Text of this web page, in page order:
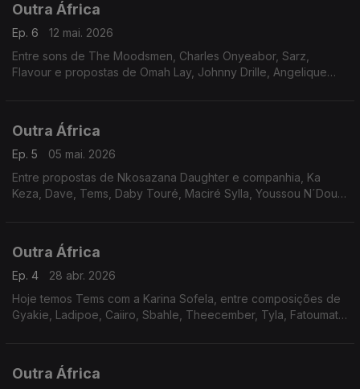
Outra África
Ep. 6
12 mai. 2026
Entre sons de The Moodsmen, Charles Onyeabor, Sarz,
Flavour e propostas de Omah Lay, Johnny Drille, Angelique
Outra África
Ep. 5
05 mai. 2026
Entre propostas de Nkosazana Daughter e companhia, Ka
Keza, Dave, Tems, Daby Touré, Maciré Sylla, Youssou N´Dour,
Outra África
Ep. 4
28 abr. 2026
Hoje temos Tems com a Karina Sofela, entre composições de
Gyakie, Ladipoe, Caiiro, Sbahle, Theecember, Tyla, Fatoumata
Outra África